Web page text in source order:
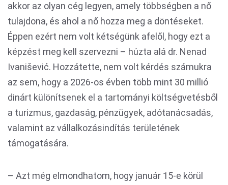
akkor az olyan cég legyen, amely többségben a nő
tulajdona, és ahol a nő hozza meg a döntéseket.
Éppen ezért nem volt kétségünk afelől, hogy ezt a
képzést meg kell szervezni – húzta alá dr. Nenad
Ivanišević. Hozzátette, nem volt kérdés számukra
az sem, hogy a 2026-os évben több mint 30 millió
dinárt különítsenek el a tartományi költségvetésből
a turizmus, gazdaság, pénzügyek, adótanácsadás,
valamint az vállalkozásindítás területének
támogatására.
– Azt még elmondhatom, hogy január 15-e körül